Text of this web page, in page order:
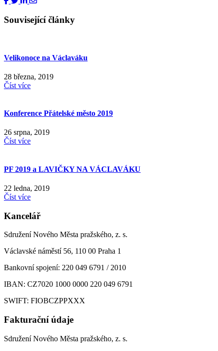
Související články
Velikonoce na Václaváku
28 března, 2019
Číst více
Konference Přátelské město 2019
26 srpna, 2019
Číst více
PF 2019 a LAVIČKY NA VÁCLAVÁKU
22 ledna, 2019
Číst více
Kancelář
Sdružení Nového Města pražského, z. s.
Václavské náměstí 56, 110 00 Praha 1
Bankovní spojení: 220 049 6791 / 2010
IBAN: CZ7020 1000 0000 220 049 6791
SWIFT: FIOBCZPPXXX
Fakturační údaje
Sdružení Nového Města pražského, z. s.